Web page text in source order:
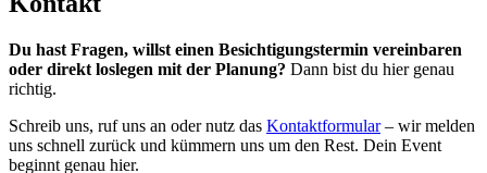
Du hast Fragen, willst einen Besichtigungstermin vereinbaren
oder direkt loslegen mit der Planung? Dann bist du hier genau
richtig.
Schreib uns, ruf uns an oder nutz das Kontaktformular– wir melden
uns schnell zurück und kümmern uns um den Rest. Dein Event
beginnt genau hier.